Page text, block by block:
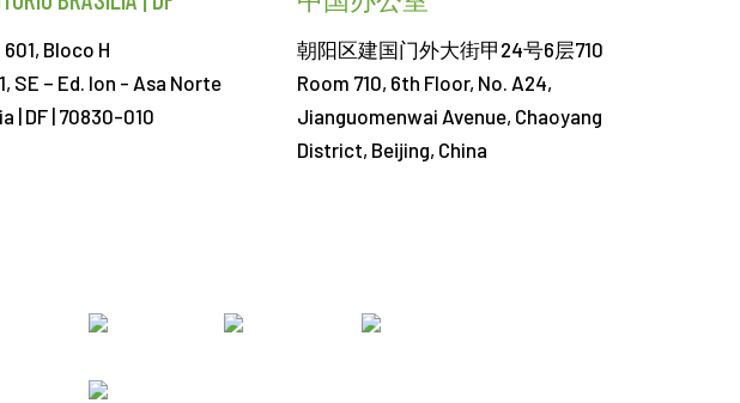
601, Bloco H
SE – Ed. Ion - Asa Norte
| DF | 70830-010
朝阳区建国门外大街甲24号6层710
Room 710, 6th Floor, No. A24,
Jianguomenwai Avenue, Chaoyang
District, Beijing, China